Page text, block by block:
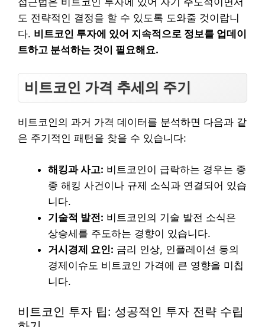
도 전략적인 결정을 할 수 있도록 도와줄 것이랍니
다. 비트코인 투자에 있어 지속적으로 정보를 업데이
트하고 분석하는 것이 필요해요.
비트코인 가격 추세의 주기
비트코인의 과거 가격 데이터를 분석하면 다음과 같
은 주기적인 패턴을 찾을 수 있습니다:
해킹과 사고: 비트코인이 급락하는 경우는 종
종 해킹 사건이나 규제 소식과 연결되어 있습
니다.
기술적 발전: 비트코인의 기술 발전 소식은
상승세를 주도하는 경향이 있습니다.
거시경제 요인: 금리 인상, 인플레이션 등의
경제이슈도 비트코인 가격에 큰 영향을 미칩
니다.
비트코인 투자 팁: 성공적인 투자 전략 수립